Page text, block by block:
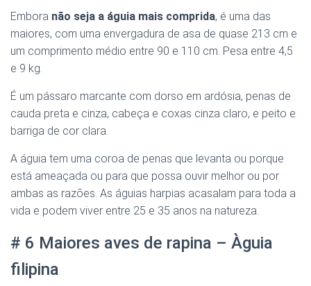
Embora não seja a águia mais comprida, é uma das
maiores, com uma envergadura de asa de quase 213 cm e
um comprimento médio entre 90 e 110 cm. Pesa entre 4,5
e 9 kg.
É um pássaro marcante com dorso em ardósia, penas de
cauda preta e cinza, cabeça e coxas cinza claro, e peito e
barriga de cor clara.
A águia tem uma coroa de penas que levanta ou porque
está ameaçada ou para que possa ouvir melhor ou por
ambas as razões. As águias harpias acasalam para toda a
vida e podem viver entre 25 e 35 anos na natureza.
# 6 Maiores aves de rapina – Àguia
filipina